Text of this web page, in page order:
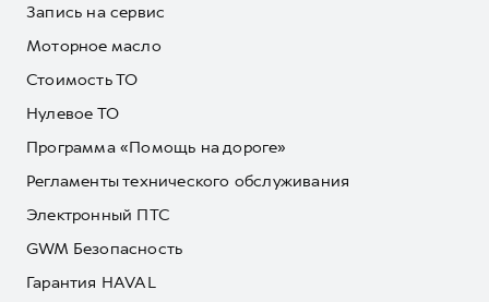
Запись на сервис
Моторное масло
Стоимость ТО
Нулевое ТО
Программа «Помощь на дороге»
Регламенты технического обслуживания
Электронный ПТС
GWM Безопасность
Гарантия HAVAL